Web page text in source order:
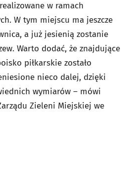
w ramach
W tym miejscu ma jeszcze
a już jesienią zostanie
Warto dodać, że znajdujące
piłkarskie zostało
nieco dalej, dzięki
wymiarów – mówi
Zieleni Miejskiej we